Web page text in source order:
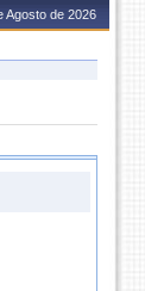
Agosto de 2026